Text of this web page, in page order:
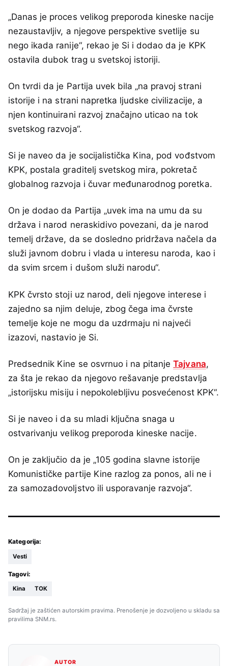
„Danas je proces velikog preporoda kineske nacije
nezaustavljiv, a njegove perspektive svetlije su
nego ikada ranije“, rekao je Si i dodao da je KPK
ostavila dubok trag u svetskoj istoriji.
On tvrdi da je Partija uvek bila „na pravoj strani
istorije i na strani napretka ljudske civilizacije, a
njen kontinuirani razvoj značajno uticao na tok
svetskog razvoja“.
Si je naveo da je socijalistička Kina, pod vođstvom
KPK, postala graditelj svetskog mira, pokretač
globalnog razvoja i čuvar međunarodnog poretka.
On je dodao da Partija „uvek ima na umu da su
država i narod neraskidivo povezani, da je narod
temelj države, da se dosledno pridržava načela da
služi javnom dobru i vlada u interesu naroda, kao i
da svim srcem i dušom služi narodu“.
KPK čvrsto stoji uz narod, deli njegove interese i
zajedno sa njim deluje, zbog čega ima čvrste
temelje koje ne mogu da uzdrmaju ni najveći
izazovi, nastavio je Si.
Predsednik Kine se osvrnuo i na pitanjeTajvana,
za šta je rekao da njegovo rešavanje predstavlja
„istorijsku misiju i nepokolebljivu posvećenost KPK“.
Si je naveo i da su mladi ključna snaga u
ostvarivanju velikog preporoda kineske nacije.
On je zaključio da je „105 godina slavne istorije
Komunističke partije Kine razlog za ponos, ali ne i
za samozadovoljstvo ili usporavanje razvoja“.
Kategorija:
Vesti
Tagovi:
Kina TOK
Sadržaj je zaštićen autorskim pravima. Prenošenje je dozvoljeno u skladu sa
pravilima SNM.rs.
AUTOR